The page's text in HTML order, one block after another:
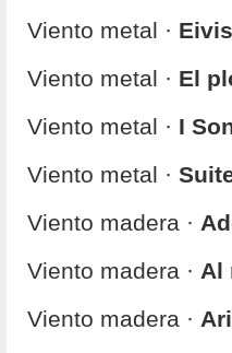
Viento metal ·
Viento metal · El
Viento metal · I
Viento metal ·
Viento madera ·
Viento madera · Al
Viento madera ·